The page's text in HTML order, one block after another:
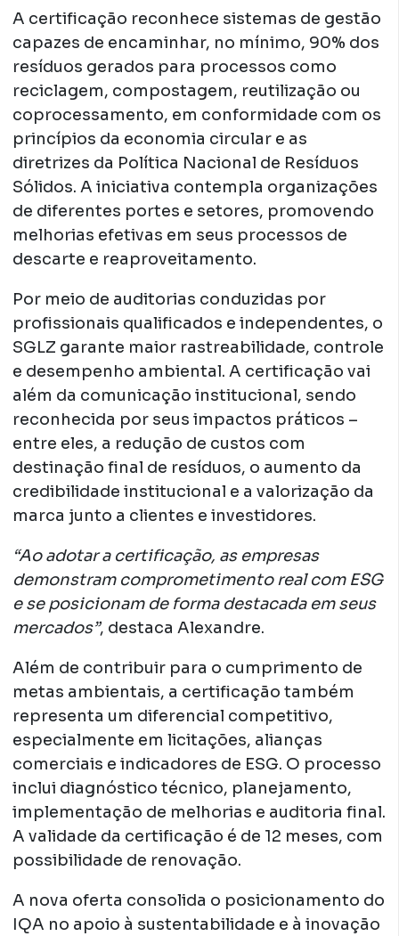
A certificação reconhece sistemas de gestão
capazes de encaminhar, no mínimo, 90% dos
resíduos gerados para processos como
reciclagem, compostagem, reutilização ou
coprocessamento, em conformidade com os
princípios da economia circular e as
diretrizes da Política Nacional de Resíduos
Sólidos. A iniciativa contempla organizações
de diferentes portes e setores, promovendo
melhorias efetivas em seus processos de
descarte e reaproveitamento.
Por meio de auditorias conduzidas por
profissionais qualificados e independentes, o
SGLZ garante maior rastreabilidade, controle
e desempenho ambiental. A certificação vai
além da comunicação institucional, sendo
reconhecida por seus impactos práticos –
entre eles, a redução de custos com
destinação final de resíduos, o aumento da
credibilidade institucional e a valorização da
marca junto a clientes e investidores.
“Ao adotar a certificação, as empresas
demonstram comprometimento real com ESG
e se posicionam de forma destacada em seus
mercados”, destaca Alexandre.
Além de contribuir para o cumprimento de
metas ambientais, a certificação também
representa um diferencial competitivo,
especialmente em licitações, alianças
comerciais e indicadores de ESG. O processo
inclui diagnóstico técnico, planejamento,
implementação de melhorias e auditoria final.
A validade da certificação é de 12 meses, com
possibilidade de renovação.
A nova oferta consolida o posicionamento do
IQA no apoio à sustentabilidade e à inovação